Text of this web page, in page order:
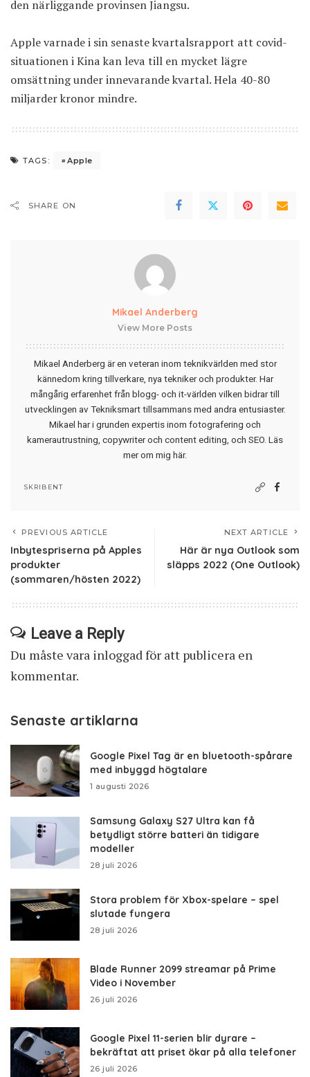
den närliggande provinsen Jiangsu.
Apple varnade i sin senaste kvartalsrapport att covid-
situationen i Kina kan leva till en mycket lägre
omsättning under innevarande kvartal. Hela 40-80
miljarder kronor mindre.
TAGS: Apple
SHARE ON
Mikael Anderberg
View More Posts
Mikael Anderberg är en veteran inom teknikvärlden med stor
kännedom kring tillverkare, nya tekniker och produkter. Har
mångårig erfarenhet från blogg- och it-världen vilken bidrar till
utvecklingen av Tekniksmart tillsammans med andra entusiaster.
Mikael har i grunden expertis inom fotografering och
kamerautrustning, copywriter och content editing, och SEO. Läs
mer om mig här.
SKRIBENT
PREVIOUS ARTICLE
Inbytespriserna på Apples
produkter
(sommaren/hösten 2022)
NEXT ARTICLE
Här är nya Outlook som
släpps 2022 (One Outlook)
Leave a Reply
Du måste vara inloggadför att publicera en
kommentar.
Senaste artiklarna
Google Pixel Tag är en bluetooth-spårare
med inbyggd högtalare
1 augusti 2026
Samsung Galaxy S27 Ultra kan få
betydligt större batteri än tidigare
modeller
28 juli 2026
Stora problem för Xbox-spelare – spel
slutade fungera
28 juli 2026
Blade Runner 2099 streamar på Prime
Video i November
26 juli 2026
Google Pixel 11-serien blir dyrare –
bekräftat att priset ökar på alla telefoner
26 juli 2026